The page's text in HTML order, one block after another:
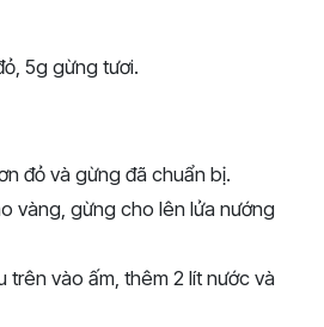
5g gừng tươi.
đỏ và gừng đã chuẩn bị.
vàng, gừng cho lên lửa nướng
trên vào ấm, thêm 2 lít nước và